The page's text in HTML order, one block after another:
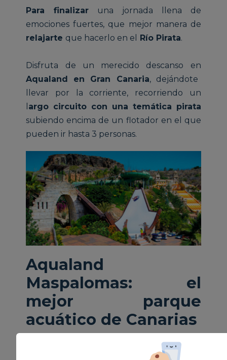
Para finalizar una jornada llena de
emociones fuertes, que mejor manera de
relajarte que hacerlo en el Río Pirata.
Disfruta de un merecido descanso en
Aqualand en Gran Canaria, dejándote
llevar por la corriente, recorriendo un
argo circuito con una temática pirata
subiendo encima de un flotador en el que
pueden ir hasta 3 personas.
Aqualand
Maspalomas: el
mejor parque
acuático de Canarias
Hasta aquí llega nuestro post en el que te
hemos dado a conocer el parque acuático